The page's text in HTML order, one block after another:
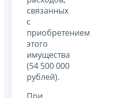
связанных
с
приобретением
этого
имущества
(54 500 000
рублей).
При